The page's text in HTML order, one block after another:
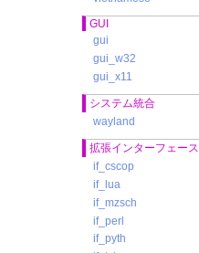
GUI
gui
gui_w32
gui_x11
システム統合
wayland
拡張インターフェース
if_cscop
if_lua
if_mzsch
if_perl
if_pyth